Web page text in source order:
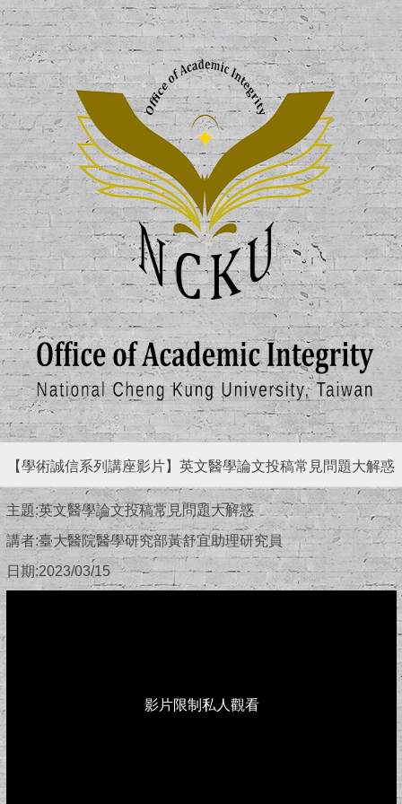
【學術誠信系列講座影片】英文醫學論文投稿常見問題大解惑
主題:英文醫學論文投稿常見問題大解惑
講者:臺大醫院醫學研究部黃舒宜助理研究員
日期:2023/03/15